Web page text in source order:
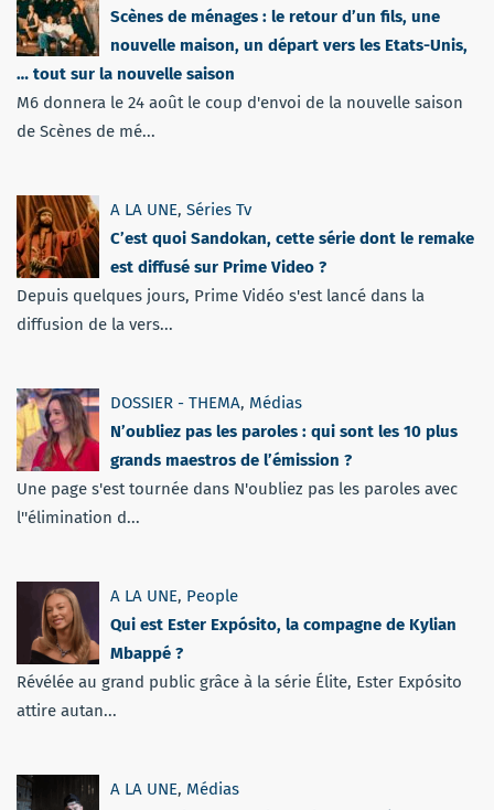
Scènes de ménages : le retour d’un fils, une
nouvelle maison, un départ vers les Etats-Unis,
… tout sur la nouvelle saison
M6 donnera le 24 août le coup d'envoi de la nouvelle saison
de Scènes de mé...
A LA UNE, Séries Tv
C’est quoi Sandokan, cette série dont le remake
est diffusé sur Prime Video ?
Depuis quelques jours, Prime Vidéo s'est lancé dans la
diffusion de la vers...
DOSSIER - THEMA, Médias
N’oubliez pas les paroles : qui sont les 10 plus
grands maestros de l’émission ?
Une page s'est tournée dans N'oubliez pas les paroles avec
l''élimination d...
A LA UNE, People
Qui est Ester Expósito, la compagne de Kylian
Mbappé ?
Révélée au grand public grâce à la série Élite, Ester Expósito
attire autan...
A LA UNE, Médias